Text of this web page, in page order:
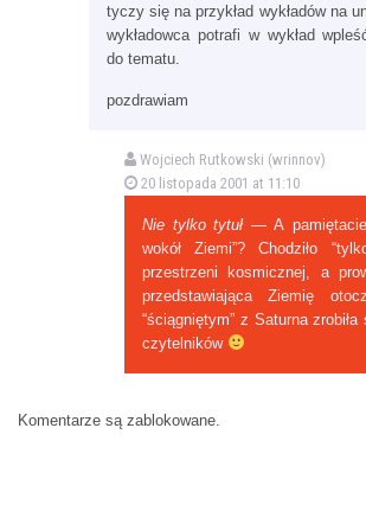
tyczy się na przykład wykładów na
wykładowca potrafi w wykład
do tematu.
pozdrawiam
Wojciech Rutkowski (wrinnov)
20 listopada 2001 at 11:10
Nie tylko tytuł — A pamiętacie
wokół Ziemi”? Chodziło
przestrzeni kosmicznej, a
przedstawiająca Ziemię
“ściągniętym” z Saturna
czytelników
Komentarze są zablokowane.